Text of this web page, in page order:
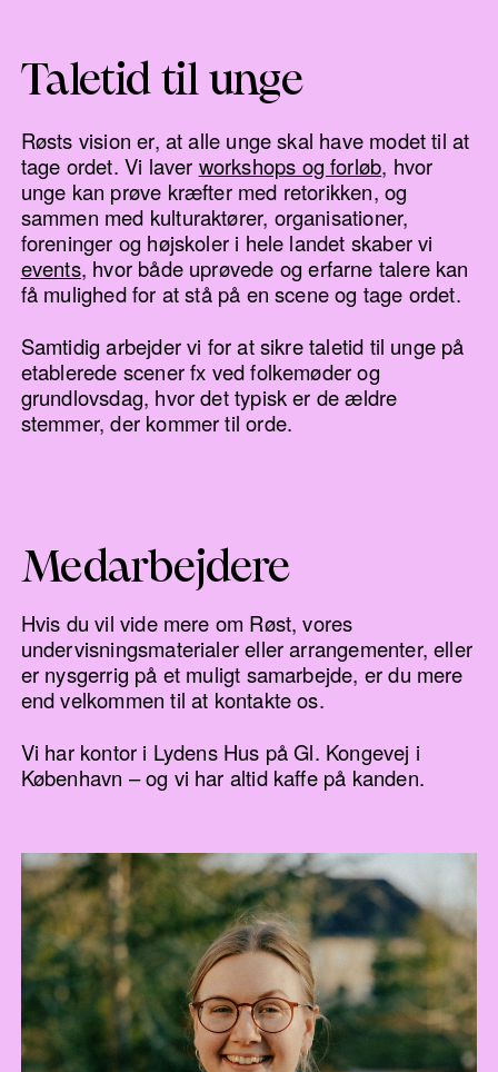
Taletid til unge
Røsts vision er, at alle unge skal have modet til at
tage ordet. Vi laver workshops og forløb, hvor
unge kan prøve kræfter med retorikken, og
sammen med kulturaktører, organisationer,
foreninger og højskoler i hele landet skaber vi
events, hvor både uprøvede og erfarne talere kan
få mulighed for at stå på en scene og tage ordet.
Samtidig arbejder vi for at sikre taletid til unge på
etablerede scener fx ved folkemøder og
grundlovsdag, hvor det typisk er de ældre
stemmer, der kommer til orde.
Medarbejdere
Hvis du vil vide mere om Røst, vores
undervisningsmaterialer eller arrangementer, eller
er nysgerrig på et muligt samarbejde, er du mere
end velkommen til at kontakte os.
Vi har kontor i Lydens Hus på Gl. Kongevej i
København – og vi har altid kaffe på kanden.